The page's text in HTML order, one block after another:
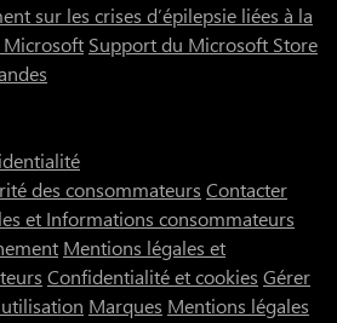
sur les crises d’épilepsie liées à la
Support du Microsoft Store
des consommateurs Contacter
et Informations consommateurs
Mentions légales et
Confidentialité et cookies Gérer
Marques Mentions légales